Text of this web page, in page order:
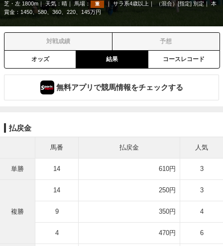
芝・左 1800m 天気： 晴 馬場： 重 サラ系4歳以上 （混合）[指定] 別定
本
賞金：1450、580、360、220、145万円
対戦成績 予想
オッズ 結果 コースレコード
無料アプリで競馬情報をチェックする
払戻金
馬番 払戻金 人気
単勝 14 610円 3
複勝
14 250円 3
9 350円 4
4 470円 6